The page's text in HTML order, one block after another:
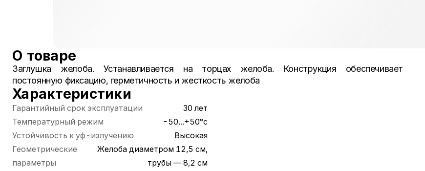
О товаре
Заглушка желоба. Устанавливается на торцах желоба. Конструкция обеспечивает
постоянную фиксацию, герметичность и жесткость желоба
Характеристики
Гарантийный срок эксплуатации
30 лет
Температурный режим
-50...+50°с
Устойчивость к уф-излучению
Высокая
Геометрические
параметры
Желоба диаметром 12,5 см,
трубы — 8,2 см